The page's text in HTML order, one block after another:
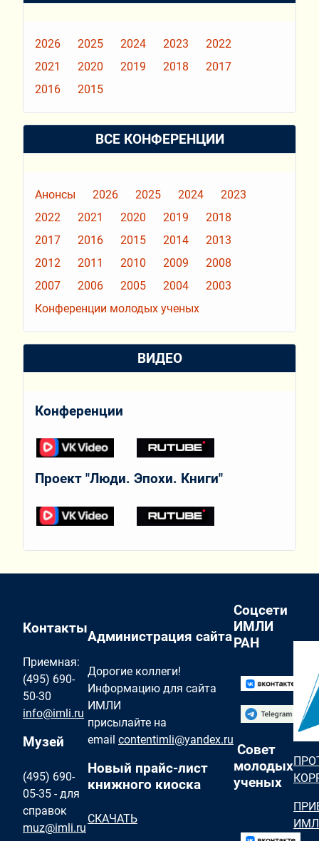
2026 2025 2024 2023
2022
2021
2020 2019 2018
2017
2016
2015
ВСЕ КОНФЕРЕНЦИИ
Анонсы 2026 2025 2024
2023
2022
2021 2020 2019
2018
2017
2016 2015 2014
2013
2012
2011 2010 2009
2008
2007
2006 2005 2004
2003
Конференции молодых ученых
ВИДЕО
Конференции
Проект "Люди. Эпохи. Книги"
Контакты
Приемная:
(495) 690-
50-30
info@imli.ru
Музей
(495) 690-
05-35 - для
справок
muz@imli.ru
Администрация сайта
Дорогие коллеги!
Информацию для сайта
ИМЛИ
присылайте на
email contentimli@yandex.ru
Новый прайс-лист
книжного киоска
СКАЧАТЬ
Соцсети
ИМЛИ
РАН
Совет
молодых
ученых